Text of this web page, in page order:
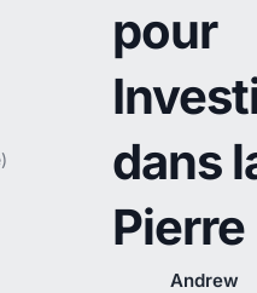
pour
dans
Pierre
Andrew